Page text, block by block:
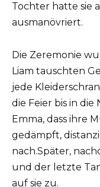
Tochter hatte sie
ausmanövriert.
Die Zeremonie
Liam tauschten
jede
die Feier bis in
Emma, dass ihre
gedämpft,
nach.Später,
und der letzte
auf sie zu.